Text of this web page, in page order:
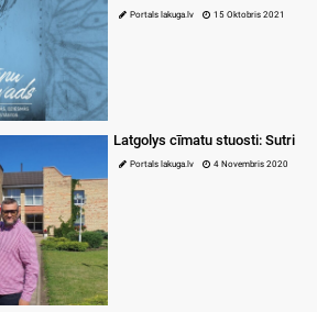
Portals lakuga.lv 15 Oktobris 2021
Latgolys cīmatu stuosti: Sutri
Portals lakuga.lv 4 Novembris 2020